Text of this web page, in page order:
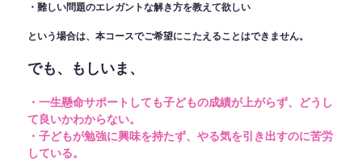
・難しい問題のエレガントな解き方を教えて欲しい
という場合は、本コースでご希望にこたえることはできません。
でも、もしいま、
・一生懸命サポートしても子どもの成績が上がらず、どうし
て良いかわからない。
・子どもが勉強に興味を持たず、やる気を引き出すのに苦労
している。